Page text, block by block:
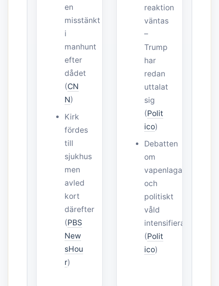
en
misstänkt
i
manhunt
efter
dådet
(CN
N)
Kirk
fördes
till
sjukhus
men
avled
kort
därefter
(PBS
New
sHou
r)
reaktion
väntas
–
Trump
har
redan
uttalat
sig
(Polit
ico)
Debatten
om
vapenlagar
och
politiskt
våld
intensifieras
(Polit
ico)